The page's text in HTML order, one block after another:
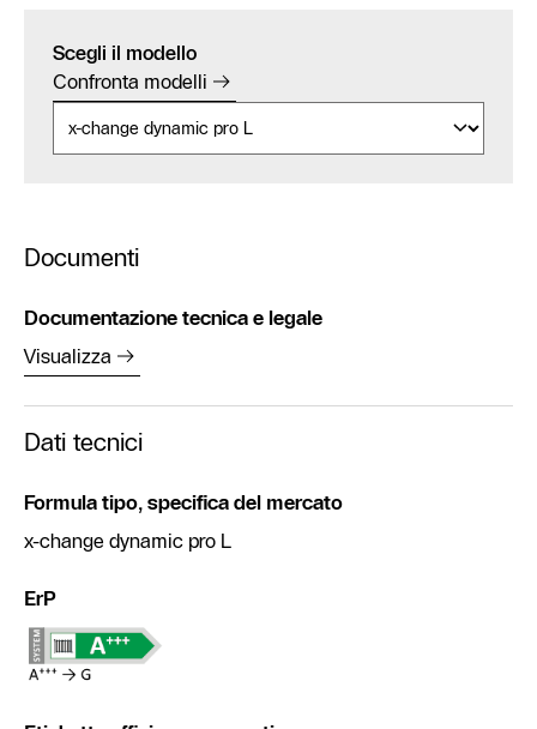
Scegli il modello
Confronta modelli
Documenti
Documentazione tecnica e legale
Visualizza
Dati tecnici
Formula tipo, specifica del mercato
x-change dynamic pro L
ErP